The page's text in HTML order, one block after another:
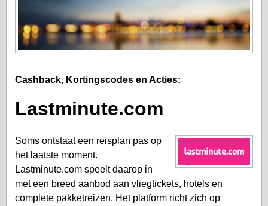
Cashback, Kortingscodes en Acties:
Lastminute.com
Soms ontstaat een reisplan pas op
het laatste moment.
Lastminute.com speelt daarop in
met een breed aanbod aan vliegtickets, hotels en
complete pakketreizen. Het platform richt zich op